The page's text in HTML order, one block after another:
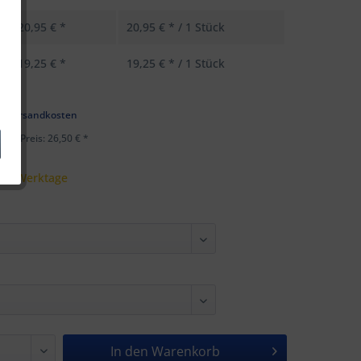
20,95 € * 20,95 € * / 1 Stück
19,25 € * 19,25 € * / 1 Stück
Versandkosten
Preis: 26,50 € *
5 Werktage
In den Warenkorb